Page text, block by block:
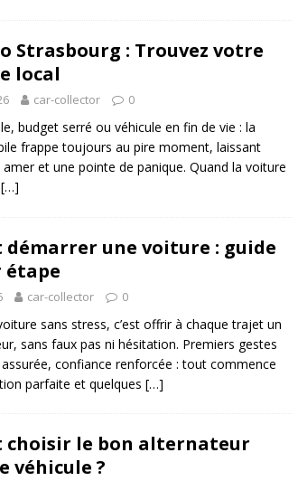
Strasbourg : Trouvez votre
local
car-collector 0
budget serré ou véhicule en fin de vie : la
frappe toujours au pire moment, laissant
et une pointe de panique. Quand la voiture
[…]
démarrer une voiture : guide
étape
car-collector 0
sans stress, c’est offrir à chaque trajet un
sans faux pas ni hésitation. Premiers gestes
confiance renforcée : tout commence
parfaite et quelques […]
choisir le bon alternateur
véhicule ?